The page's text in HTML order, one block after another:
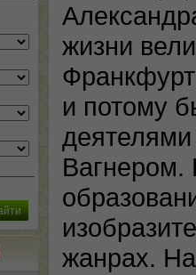
жизни
и потому
Вагнером.
жанрах.